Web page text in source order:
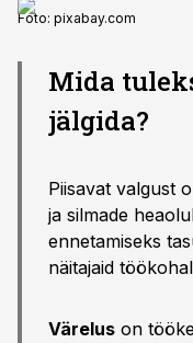
Foto: pixabay.com
Mida
jälgida?
Piisavat valgust
ja silmade
ennetamiseks
näitajaid
Värelus on